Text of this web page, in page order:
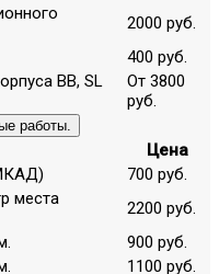
2000 руб.
400 руб.
ВВ, SL
От 3800
руб.
работы.
Цена
700 руб.
места
2200 руб.
900 руб.
1100 руб.